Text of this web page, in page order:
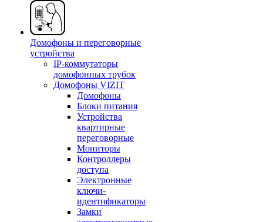
Домофоны и переговорные
устройства
IP-коммутаторы
домофонных трубок
Домофоны VIZIT
Домофоны
Блоки питания
Устройства
квартирные
переговорные
Мониторы
Контроллеры
доступа
Электронные
ключи-
идентификаторы
Замки